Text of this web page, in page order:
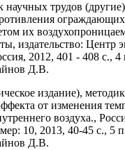
научных трудов
их
издательство: Центр
2012, 401 - 408 с.,
Д.В.
издание),
от изменения
воздуха.,
10, 2013, 40-45 с., 5
Д.В.